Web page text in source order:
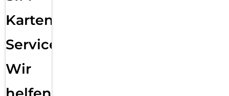
Karten
Service:
Wir